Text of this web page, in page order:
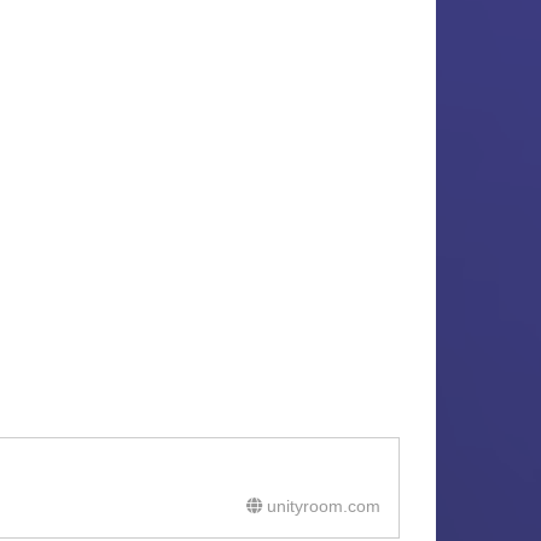
unityroom.com